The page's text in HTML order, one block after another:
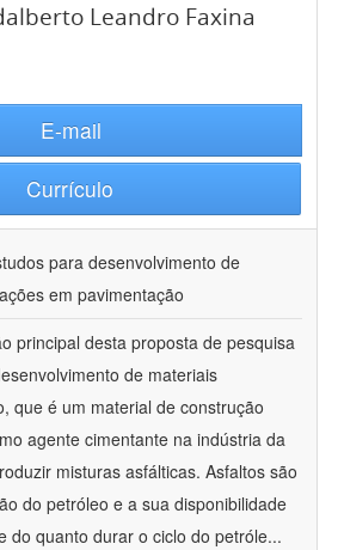
Leandro Faxina
E-mail
Currículo
para desenvolvimento de
em pavimentação
principal desta proposta de pesquisa
de materiais
que é um material de construção
agente cimentante na indústria da
misturas asfálticas. Asfaltos são
do petróleo e a sua disponibilidade
do quanto durar o ciclo do petróle...